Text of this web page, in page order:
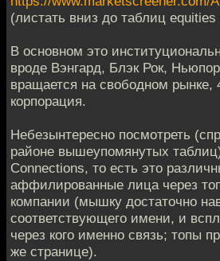
(листать вниз до таблиц
В основном это
вроде Вэнгард, Блэк Рок,
вращается на свободном рынке,
корпорация.
Небезынтересно посмотреть
районе вышеупомянутых
Connections, то есть это
аффилированные лица через
компании (мышку достаточно
соответствующего имени, и
через кого именно связь; топы
же странице).